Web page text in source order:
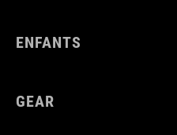
ENFANTS
GEAR